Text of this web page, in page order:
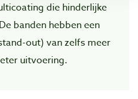
die hinderlijke
banden hebben een
out) van zelfs meer
uitvoering.